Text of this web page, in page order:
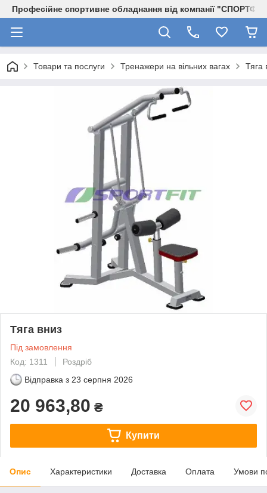
Професійне спортивне обладнання від компанії
Товари та послуги Тренажери на вільних вагах Тяга
Тяга вниз
Під замовлення
Код: 1311
Роздріб
Відправка з 23 серпня 2026
20 963,80 ₴
Купити
Опис Характеристики Доставка Оплата Умови